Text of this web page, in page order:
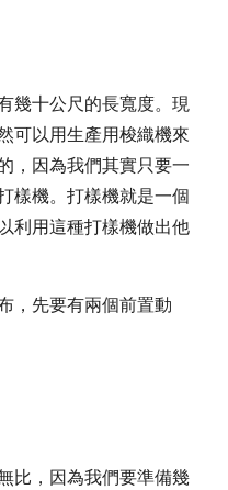
幾十公尺的長寬度。現
可以用生產用梭織機來
，因為我們其實只要一
樣機。打樣機就是一個
利用這種打樣機做出他
，先要有兩個前置動
比，因為我們要準備幾